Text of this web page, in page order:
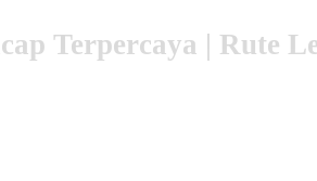
Terpercaya | Rute